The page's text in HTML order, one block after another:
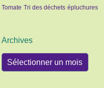
Tomate Tri des déchets épluchures
Archives
Archives